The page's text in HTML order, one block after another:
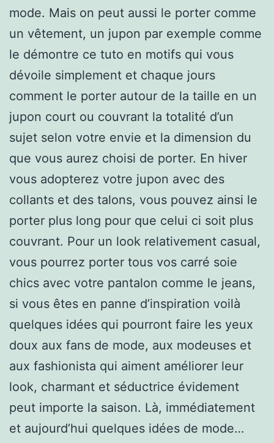
mode. Mais on peut aussi le porter comme
un vêtement, un jupon par exemple comme
le démontre ce tuto en motifs qui vous
dévoile simplement et chaque jours
comment le porter autour de la taille en un
jupon court ou couvrant la totalité d’un
sujet selon votre envie et la dimension du
que vous aurez choisi de porter. En hiver
vous adopterez votre jupon avec des
collants et des talons, vous pouvez ainsi le
porter plus long pour que celui ci soit plus
couvrant. Pour un look relativement casual,
vous pourrez porter tous vos carré soie
chics avec votre pantalon comme le jeans,
si vous êtes en panne d’inspiration voilà
quelques idées qui pourront faire les yeux
doux aux fans de mode, aux modeuses et
aux fashionista qui aiment améliorer leur
look, charmant et séductrice évidement
peut importe la saison. Là, immédiatement
et aujourd’hui quelques idées de mode…